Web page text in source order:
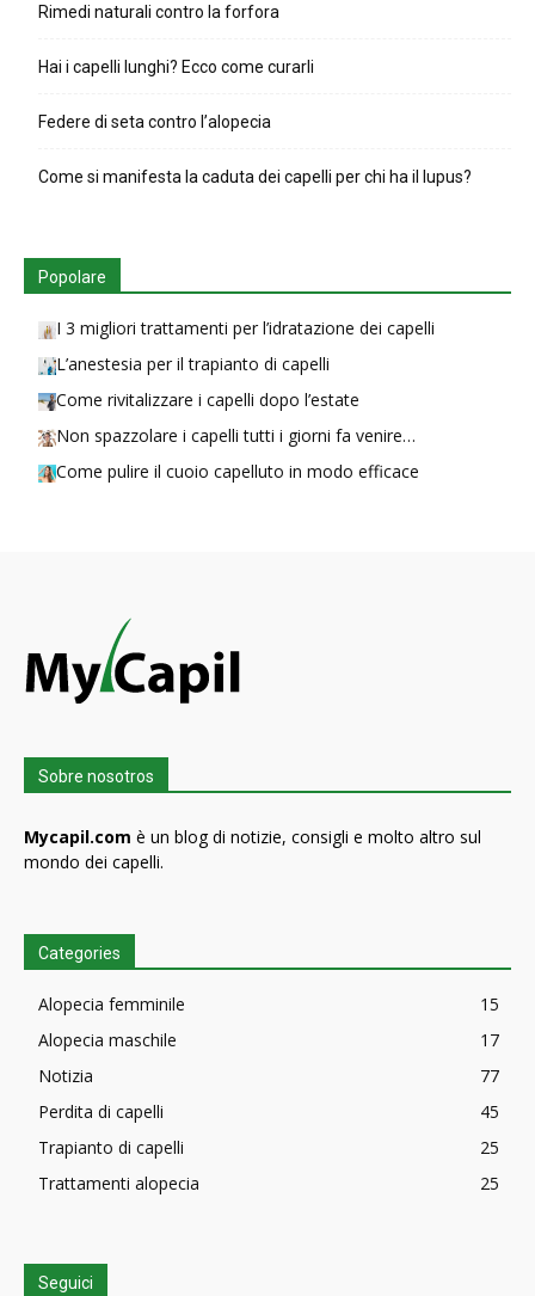
Rimedi naturali contro la forfora
Hai i capelli lunghi? Ecco come curarli
Federe di seta contro l’alopecia
Come si manifesta la caduta dei capelli per chi ha il lupus?
Popolare
I 3 migliori trattamenti per l’idratazione dei capelli
L’anestesia per il trapianto di capelli
Come rivitalizzare i capelli dopo l’estate
Non spazzolare i capelli tutti i giorni fa venire…
Come pulire il cuoio capelluto in modo efficace
Sobre nosotros
Mycapil.com è un blog di notizie, consigli e molto altro sul
mondo dei capelli.
Categories
Alopecia femminile
15
Alopecia maschile
17
Notizia
77
Perdita di capelli
45
Trapianto di capelli
25
Trattamenti alopecia
25
Seguici